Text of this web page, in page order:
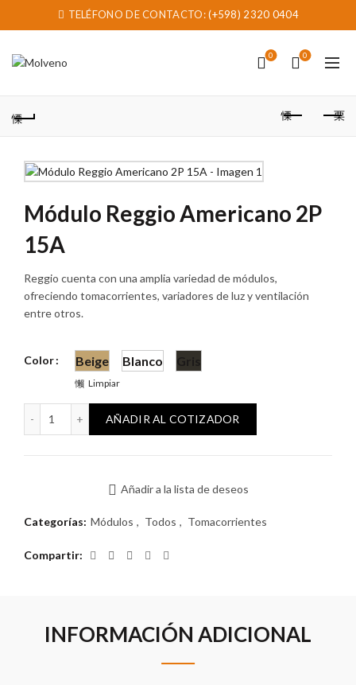
TELÉFONO DE CONTACTO:(+598) 2320 0404
0 0
Módulo Reggio Americano 2P
15A
Reggio cuenta con una amplia variedad de módulos,
ofreciendo tomacorrientes, variadores de luz y ventilación
entre otros.
Color Beige Blanco Gris
Limpiar
Módulo Reggio Americano 2P 15A cantidad
AÑADIR AL COTIZADOR
Añadir a la lista de deseos
Categorías: Módulos , Todos , Tomacorrientes
Compartir
INFORMACIÓN ADICIONAL